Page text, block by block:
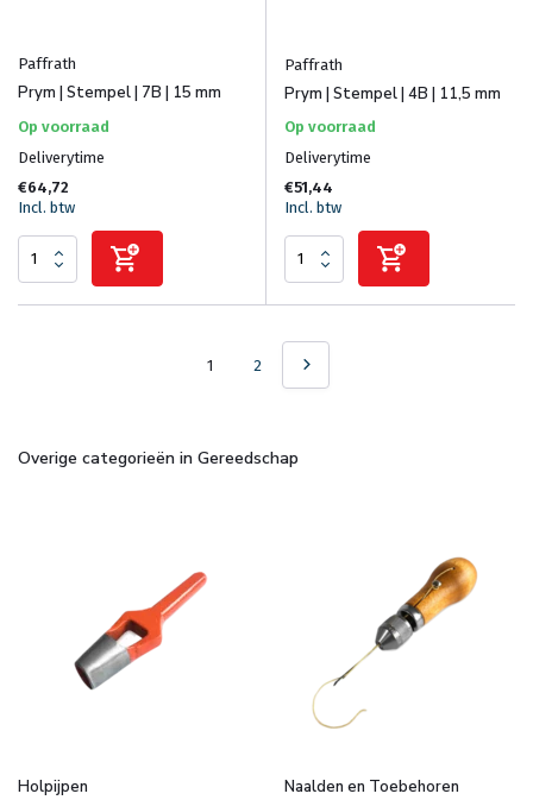
Paffrath
Prym | Stempel | 7B | 15 mm
Op voorraad
Deliverytime
€64,72
Incl. btw
Paffrath
Prym | Stempel | 4B | 11,5 mm
Op voorraad
Deliverytime
€51,44
Incl. btw
1 2
Overige categorieën in Gereedschap
Holpijpen Naalden en Toebehoren